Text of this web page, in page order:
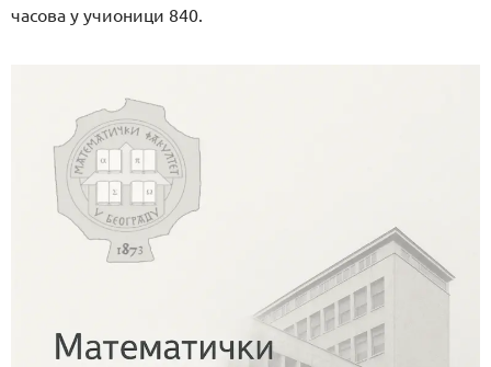
часова у учионици 840.